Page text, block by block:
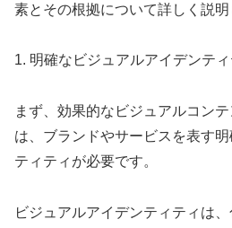
素とその根拠について詳しく説明
1. 明確なビジュアルアイデンティ
まず、効果的なビジュアルコン
は、ブランドやサービスを表す
ティティが必要です。
ビジュアルアイデンティティは